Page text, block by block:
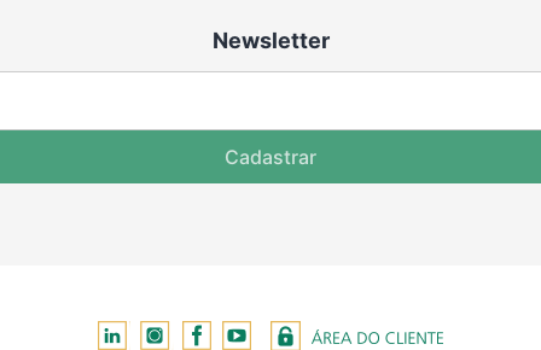
Newsletter
Cadastrar